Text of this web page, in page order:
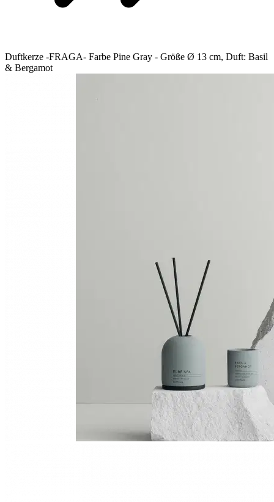
Duftkerze -FRAGA- Farbe Pine Gray - Größe Ø 13 cm, Duft: Basil
& Bergamot